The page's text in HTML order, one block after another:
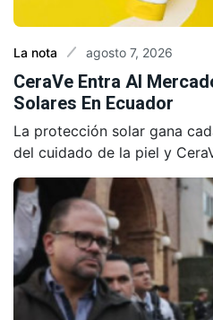
La nota agosto 7, 2026
CeraVe Entra Al
Solares En Ecuador
La protección solar gana
del cuidado de la piel y